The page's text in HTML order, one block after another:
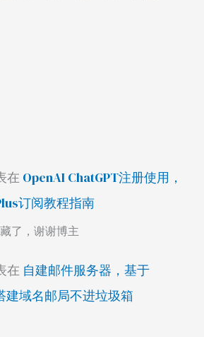
在 OpenAI ChatGPT注册使用，
订阅教程指南
了，谢谢博主
在 自建邮件服务器，基于
建域名邮局不进垃圾箱